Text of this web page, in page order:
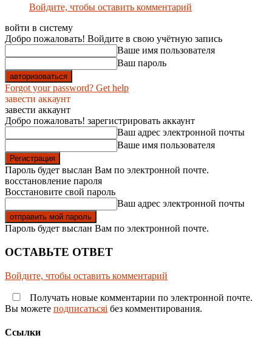
Войдите, чтобы оставить комментарий
войти в систему
Добро пожаловать! Войдите в свою учётную запись
Ваше имя пользователя
Ваш пароль
Forgot your password? Get help
завести аккаунт
завести аккаунт
Добро пожаловать! зарегистрировать аккаунт
Ваш адрес электронной почты
Ваше имя пользователя
Пароль будет выслан Вам по электронной почте.
восстановление пароля
Восстановите свой пароль
Ваш адрес электронной почты
Пароль будет выслан Вам по электронной почте.
ОСТАВЬТЕ ОТВЕТ
Войдите, чтобы оставить комментарий
Получать новые комментарии по электронной почте.
Вы можете подписатьсяi без комментирования.
Ссылки